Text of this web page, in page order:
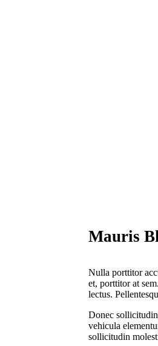
Mauris
Nulla porttitor
et, porttitor at
lectus.
Donec
vehicula
sollicitudin